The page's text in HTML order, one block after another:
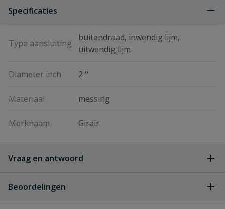
Specificaties
Type aansluiting
buitendraad, inwendig lijm,
uitwendig lijm
Diameter inch 2 ''
Materiaal messing
Merknaam Girair
Vraag en antwoord
Beoordelingen